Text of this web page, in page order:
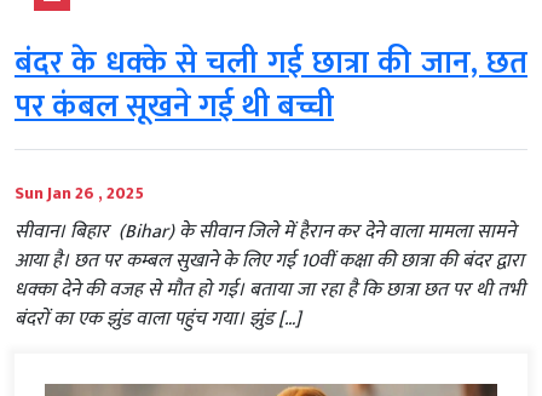
बंदर के धक्के से चली गई छात्रा की जान, छत
पर कंबल सूखने गई थी बच्ची
Sun Jan 26 , 2025
सीवान। बिहार (Bihar) के सीवान जिले में हैरान कर देने वाला मामला सामने
आया है। छत पर कम्बल सुखाने के लिए गई 10वीं कक्षा की छात्रा की बंदर द्वारा
धक्का देने की वजह से मौत हो गई। बताया जा रहा है कि छात्रा छत पर थी तभी
बंदरों का एक झुंड वाला पहुंच गया। झुंड […]